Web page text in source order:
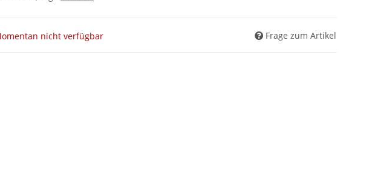
nicht verfügbar Frage zum Artikel